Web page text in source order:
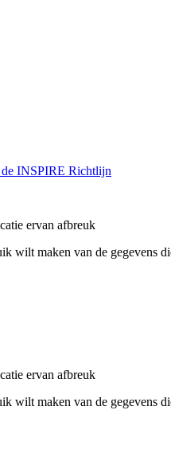
de INSPIRE Richtlijn
ervan afbreuk
wilt maken van de gegevens
ervan afbreuk
wilt maken van de gegevens